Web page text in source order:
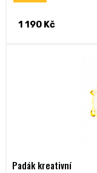
1 190 Kč
Padák kreativní